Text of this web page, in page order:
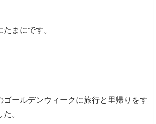
まにです。
ゴールデンウィークに旅行と里帰りをす
。